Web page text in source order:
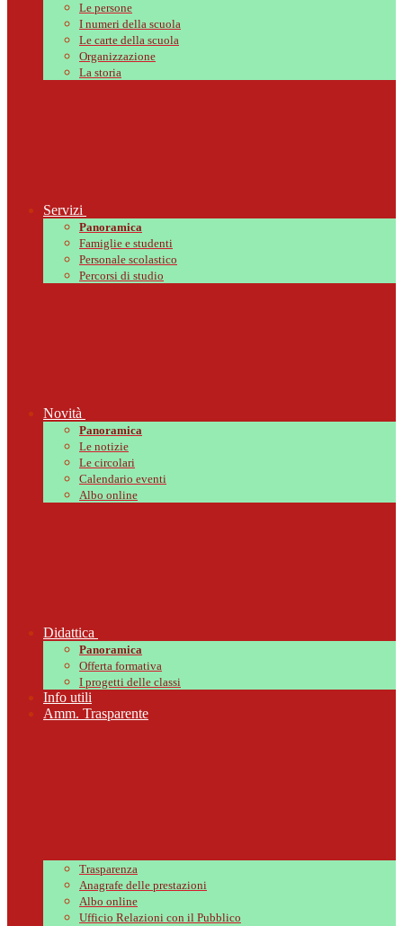
Le persone
I numeri della scuola
Le carte della scuola
Organizzazione
La storia
Servizi
Panoramica
Famiglie e studenti
Personale scolastico
Percorsi di studio
Novità
Panoramica
Le notizie
Le circolari
Calendario eventi
Albo online
Didattica
Panoramica
Offerta formativa
I progetti delle classi
Info utili
Amm. Trasparente
Trasparenza
Anagrafe delle prestazioni
Albo online
Ufficio Relazioni con il Pubblico